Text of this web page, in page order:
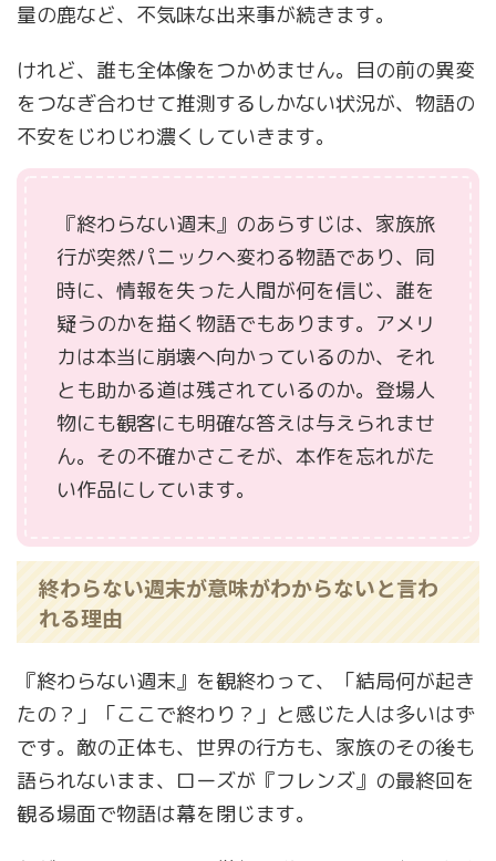
量の鹿など、不気味な出来事が続きます。
けれど、誰も全体像をつかめません。目の前の異変
をつなぎ合わせて推測するしかない状況が、物語の
不安をじわじわ濃くしていきます。
『終わらない週末』のあらすじは、家族旅
行が突然パニックへ変わる物語であり、同
時に、情報を失った人間が何を信じ、誰を
疑うのかを描く物語でもあります。アメリ
カは本当に崩壊へ向かっているのか、それ
とも助かる道は残されているのか。登場人
物にも観客にも明確な答えは与えられませ
ん。その不確かさこそが、本作を忘れがた
い作品にしています。
終わらない週末が意味がわからないと言わ
れる理由
『終わらない週末』を観終わって、「結局何が起き
たの？」「ここで終わり？」と感じた人は多いはず
です。敵の正体も、世界の行方も、家族のその後も
語られないまま、ローズが『フレンズ』の最終回を
観る場面で物語は幕を閉じます。